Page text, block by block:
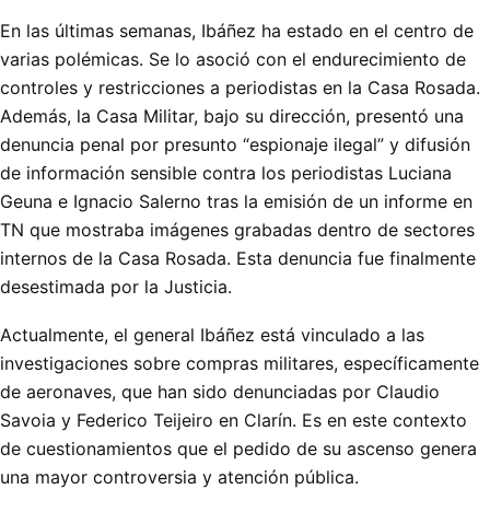
En las últimas semanas, Ibáñez ha estado en el centro de
varias polémicas. Se lo asoció con el endurecimiento de
controles y restricciones a periodistas en la Casa Rosada.
Además, la Casa Militar, bajo su dirección, presentó una
denuncia penal por presunto “espionaje ilegal” y difusión
de información sensible contra los periodistas Luciana
Geuna e Ignacio Salerno tras la emisión de un informe en
TN que mostraba imágenes grabadas dentro de sectores
internos de la Casa Rosada. Esta denuncia fue finalmente
desestimada por la Justicia.
Actualmente, el general Ibáñez está vinculado a las
investigaciones sobre compras militares, específicamente
de aeronaves, que han sido denunciadas por Claudio
Savoia y Federico Teijeiro en Clarín. Es en este contexto
de cuestionamientos que el pedido de su ascenso genera
una mayor controversia y atención pública.